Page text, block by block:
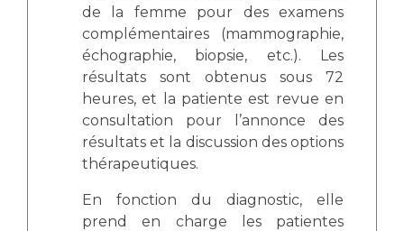
de la femme pour des examens
complémentaires (mammographie,
échographie, biopsie, etc.). Les
résultats sont obtenus sous 72
heures, et la patiente est revue en
consultation pour l’annonce des
résultats et la discussion des options
thérapeutiques.
En fonction du diagnostic, elle
prend en charge les patientes